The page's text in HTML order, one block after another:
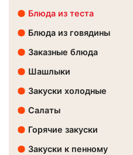
Блюда из теста
Блюда из говядины
Заказные блюда
Шашлыки
Закуски холодные
Салаты
Горячие закуски
Закуски к пенному